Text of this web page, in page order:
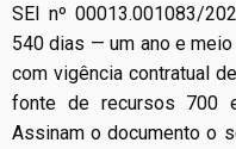
SEI nº 00013.001083/
540 dias — um ano e
com vigência contratual
fonte de recursos 700
Assinam o documento o